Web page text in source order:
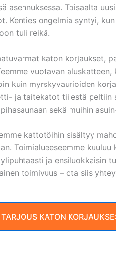
asennuksessa. Toisaalta
Kenties ongelmia syntyi,
tuli reikä.
katon korjaukset,
vuotavan
kuin myrskyvaurioiden
ja taitekatot tiilestä peltiin
sekä muihin
kattotöihin sisältyy
Toimialueeseemme
ja ensiluokkaisin
toimivuus – ota siis
KATON